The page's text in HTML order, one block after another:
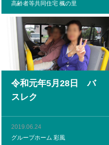
高齢者等共同住宅 楓の里
令和元年5月28日 バ
スレク
2019.06.24
グループホーム 彩風